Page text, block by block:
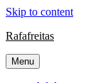
Skip to content
Rafafreitas
Menu